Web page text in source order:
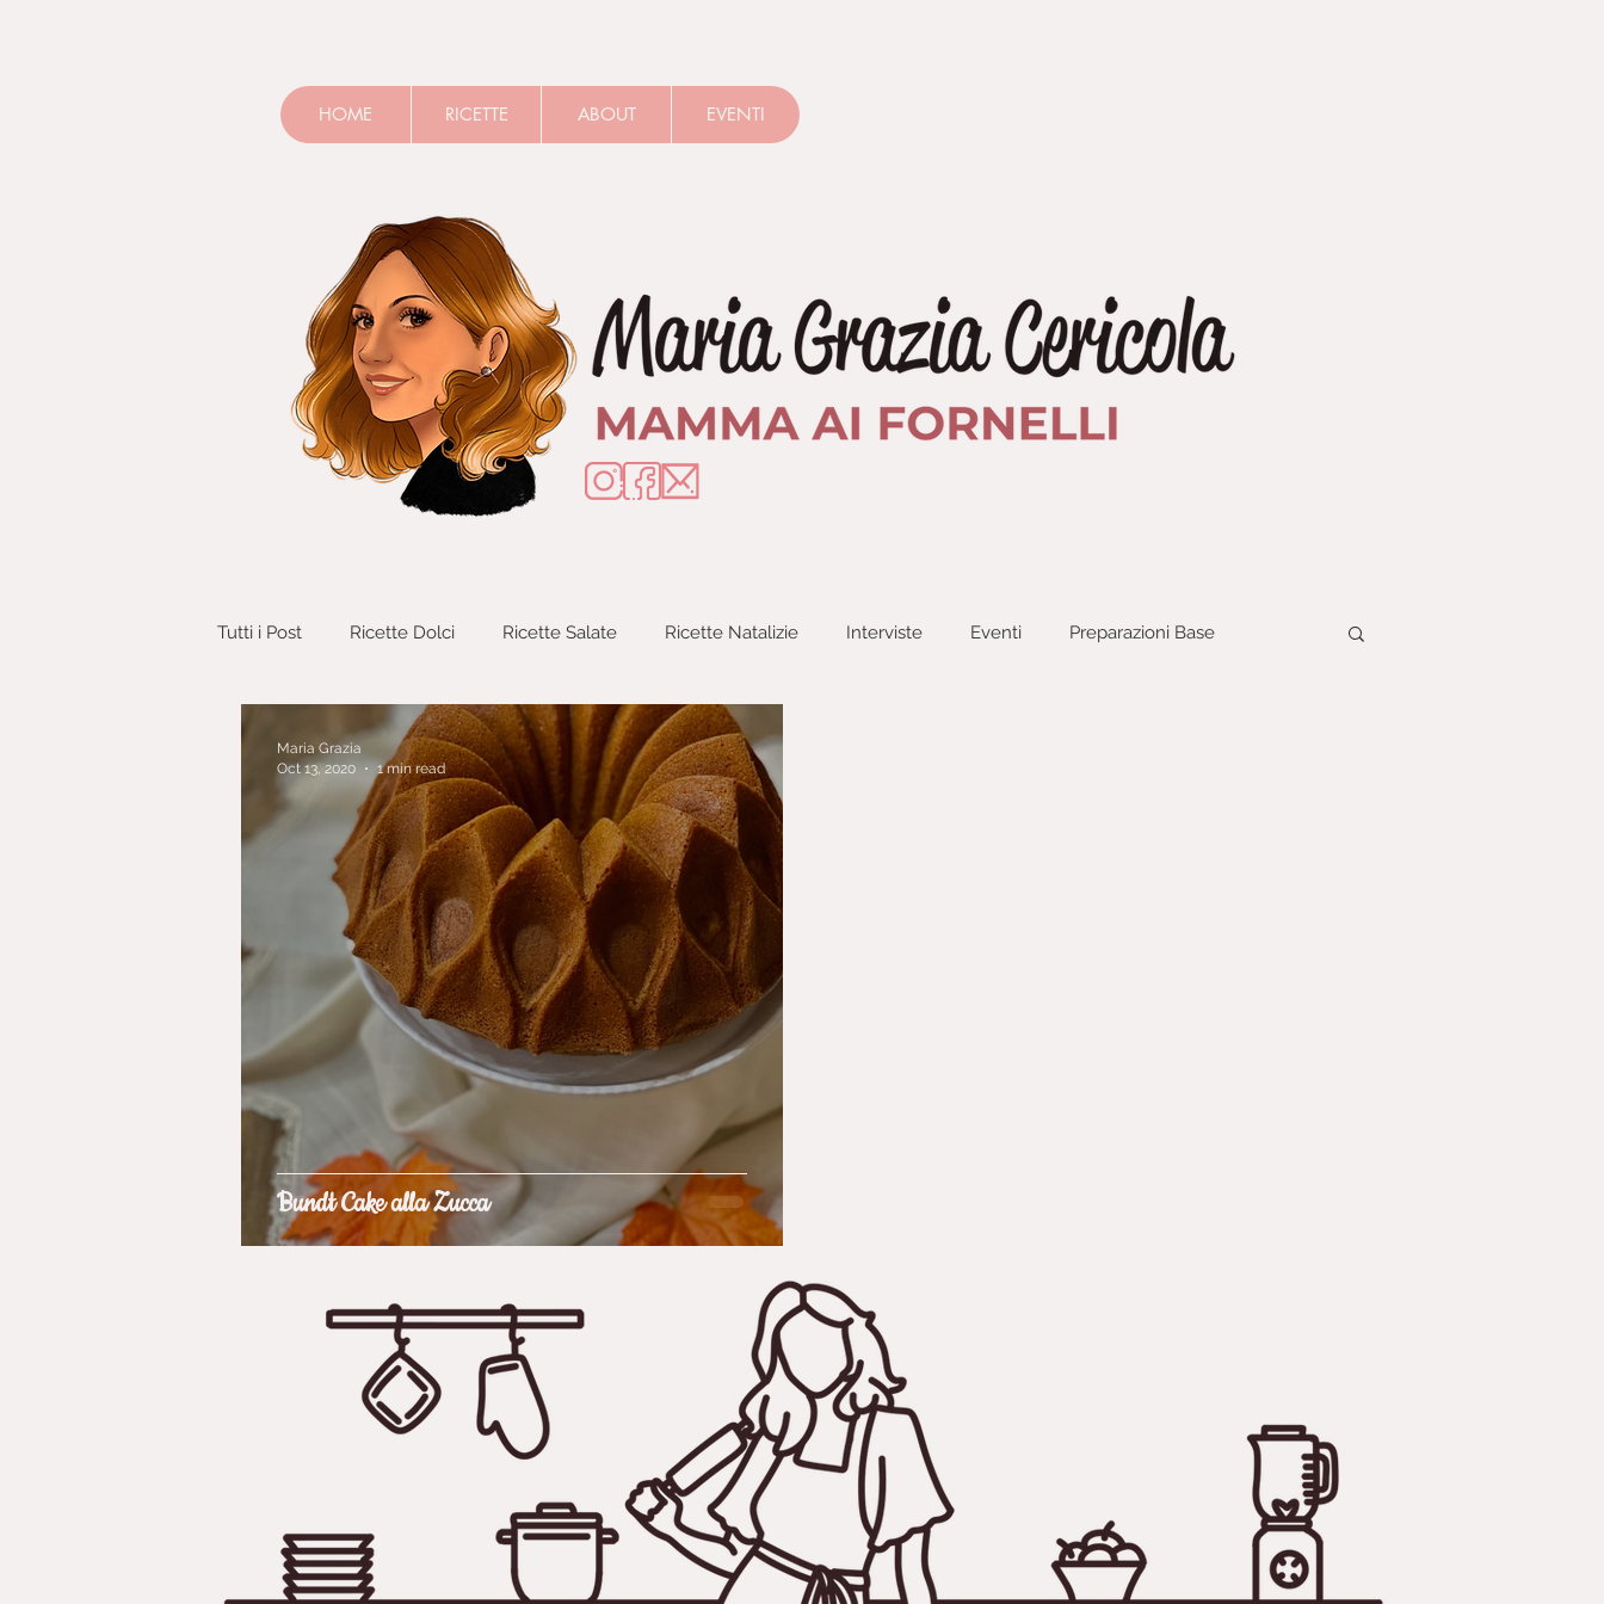
HOME RICETTE ABOUT EVENTI
Tutti i Post Ricette Dolci Ricette Salate Ricette Natalizie Interviste Eventi Preparazioni Base
Pane e Lievitati Pizze e Focacce Primi Piatti
Bundt Cake alla Zucca
Maria Grazia
Oct 13, 2020
1 min read